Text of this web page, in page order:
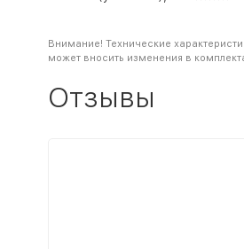
Внимание! Технические
может вносить изменения в
Отзывы